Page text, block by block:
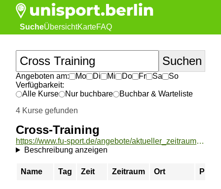
SucheÜbersichtKarteFAQ
Angeboten am: Mo Di Mi Do Fr Sa
So
Verfügbarkeit:
Alle Kurse
Nur buchbare
Buchbar & Warteliste
4 Kurse gefunden
Cross-Training
https://www.fu-sport.de/angebote/aktueller_zeitraum/_Cross-Training.html
Beschreibung anzeigen
Name Tag Zeit Zeitraum Ort Preis